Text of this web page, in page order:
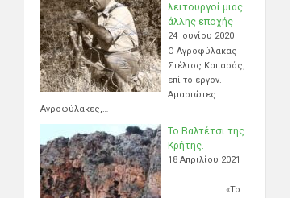
λειτουργοί μιας
άλλης εποχής
24 Ιουνίου 2020
Ο Αγροφύλακας
Στέλιος Καπαρός,
επί το έργον.
Αμαριώτες
Αγροφύλακες,…
Το Βαλτέτσι της
Κρήτης.
18 Απριλίου 2021
«Το